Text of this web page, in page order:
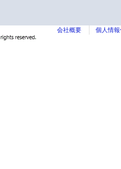
会社概要 個人情